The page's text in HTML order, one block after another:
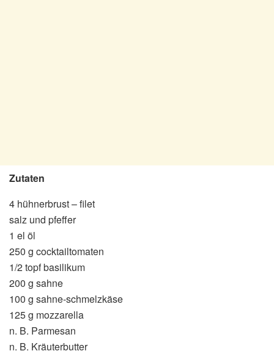
Zutaten
4 hühnerbrust – filet
salz und pfeffer
1 el öl
250 g cocktailtomaten
1/2 topf basilikum
200 g sahne
100 g sahne-schmelzkäse
125 g mozzarella
n. B. Parmesan
n. B. Kräuterbutter